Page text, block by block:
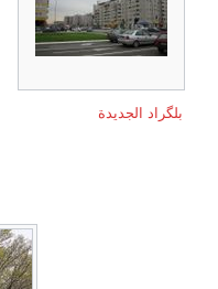
بلگراد الجديدة